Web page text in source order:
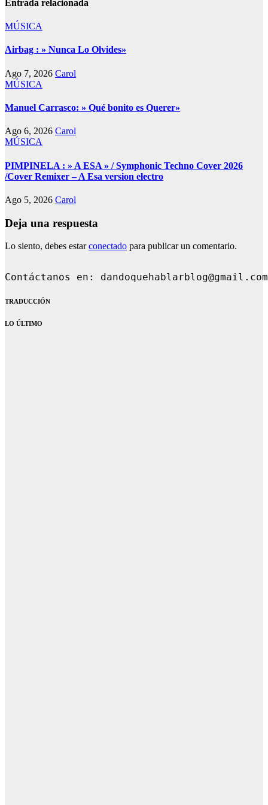
Entrada relacionada
MÚSICA
Airbag : » Nunca Lo Olvides»
Ago 7, 2026 Carol
MÚSICA
Manuel Carrasco: » Qué bonito es Querer»
Ago 6, 2026 Carol
MÚSICA
PIMPINELA : » A ESA » / Symphonic Techno Cover 2026
/Cover Remixer – A Esa version electro
Ago 5, 2026 Carol
Deja una respuesta
Lo siento, debes estarconectado para publicar un comentario.
Contáctanos en: dandoquehablarblog
TRADUCCIÓN
LO ÚLTIMO